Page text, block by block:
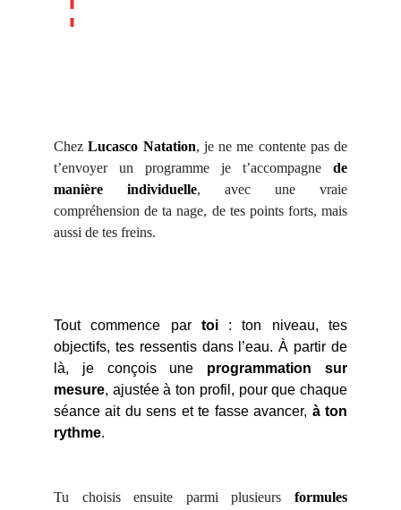
ChezLucasco Natation, je ne me contente pas de
t’envoyer un programme je t’accompagne de
manière individuelle, avec une vraie
compréhension de ta nage, de tes points forts, mais
aussi de tes freins.
Tu choisis ensuite parmi plusieurs formules
Tout commence par toi: ton niveau, tes
objectifs, tes ressentis dans l’eau. À partir de
là, je conçois une programmation sur
mesure, ajustée à ton profil, pour que chaque
séance ait du sens et te fasse avancer, à ton
rythme.